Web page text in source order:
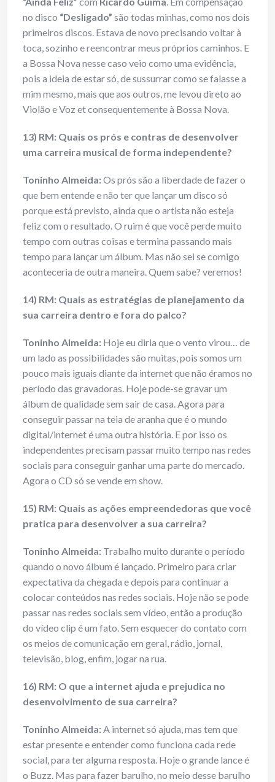
no disco “Desligado” são todas minhas, como nos dois
primeiros discos. Estava de novo precisando voltar à
toca, sozinho e reencontrar meus próprios caminhos. E
a Bossa Nova nesse caso veio como uma evidência,
pois a ideia de estar só, de sussurrar como se falasse a
mim mesmo, mais que aos outros, me levou direto ao
Violão e Voz et consequentemente à Bossa Nova.
13) RM: Quais os prós e contras de desenvolver
uma carreira musical de forma independente?
Toninho Almeida:Os prós são a liberdade de fazer o
que bem entende e não ter que lançar um disco só
porque está previsto, ainda que o artista não esteja
feliz com o resultado. O ruim é que você perde muito
tempo com outras coisas e termina passando mais
tempo para lançar um álbum. Mas não sei se comigo
aconteceria de outra maneira. Quem sabe? veremos!
14) RM: Quais as estratégias de planejamento da
sua carreira dentro e fora do palco?
Toninho Almeida: Hoje eu diria que o vento virou… de
um lado as possibilidades são muitas, pois somos um
pouco mais iguais diante da internet que não éramos no
período das gravadoras. Hoje pode-se gravar um
álbum de qualidade sem sair de casa. Agora para
conseguir passar na teia de aranha que é o mundo
digital/internet é uma outra história. E por isso os
independentes precisam passar muito tempo nas redes
sociais para conseguir ganhar uma parte do mercado.
Agora o CD só se vende em show.
15) RM: Quais as ações empreendedoras que você
pratica para desenvolver a sua carreira?
Toninho Almeida: Trabalho muito durante o período
quando o novo álbum é lançado. Primeiro para criar
expectativa da chegada e depois para continuar a
colocar conteúdos nas redes sociais. Hoje não se pode
passar nas redes sociais sem vídeo, então a produção
do vídeo clip é um fato. Sem esquecer do contato com
os meios de comunicação em geral, rádio, jornal,
televisão, blog, enfim, jogar na rua.
16) RM: O que a internet ajuda e prejudica no
desenvolvimento de sua carreira?
Toninho Almeida:A internet só ajuda, mas tem que
estar presente e entender como funciona cada rede
social, para ter alguma resposta. Hoje o grande lance é
o Buzz. Mas para fazer barulho, no meio desse barulho